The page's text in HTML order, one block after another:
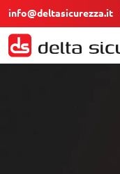
info@deltasicurezza.it